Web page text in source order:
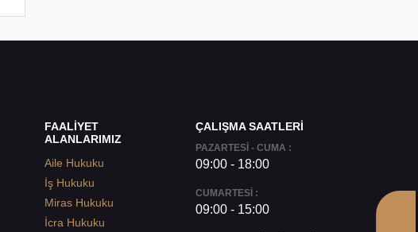
FAALİYET
ALANLARIMIZ
Aile Hukuku
İş Hukuku
Miras Hukuku
İcra Hukuku
ÇALIŞMA SAATLERİ
PAZARTESİ - CUMA :
09:00 - 18:00
CUMARTESİ :
09:00 - 15:00